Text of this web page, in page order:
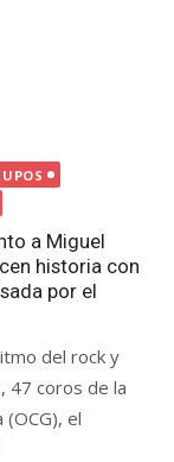
a Miguel
historia con
por el
del rock y
47 coros de la
el